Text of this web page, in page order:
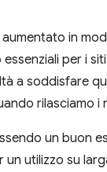
in
per i
a soddisfare
rilasciamo i
un buon
utilizzo su